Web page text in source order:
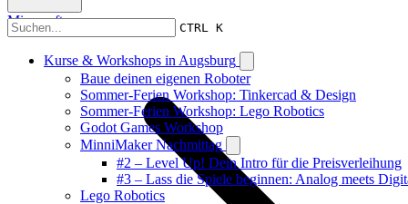
CTRL K
Kurse & Workshops in Augsburg
Baue deinen eigenen Roboter
Sommer-Ferien Workshop: Tinkercad & Design
Sommer-Ferien Workshop: Lego Robotics
Godot Games Workshop
MinniMaker Nachmittag
#2 – Level Up! Dein Intro für die Preisverleihung
#3 – Lass die Spiele beginnen: Analog meets
Lego Robotics
Minecraft